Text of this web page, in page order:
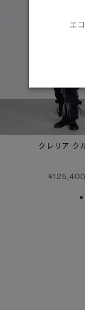
クレリア ク
¥125,400
エ